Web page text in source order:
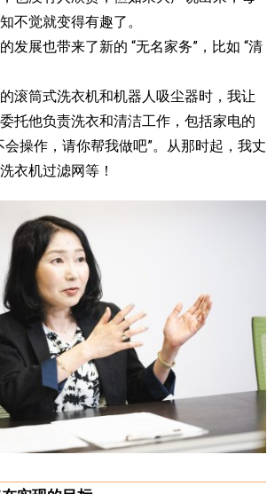
不觉就变得有趣了。
发展也带来了新的 “无名家务”，比如 “清
滚筒式洗衣机和机器人吸尘器时，我让
托他负责洗衣和清洁工作，包括家电的
会操作，请你帮我做吧”。从那时起，我丈
衣机过滤网等！